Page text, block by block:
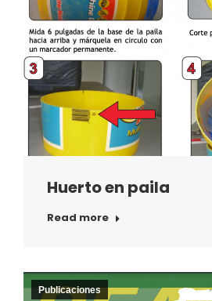
Huerto en paila
Read more
Publicaciones